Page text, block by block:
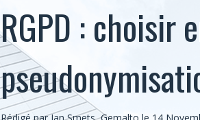
RGPD : choisir